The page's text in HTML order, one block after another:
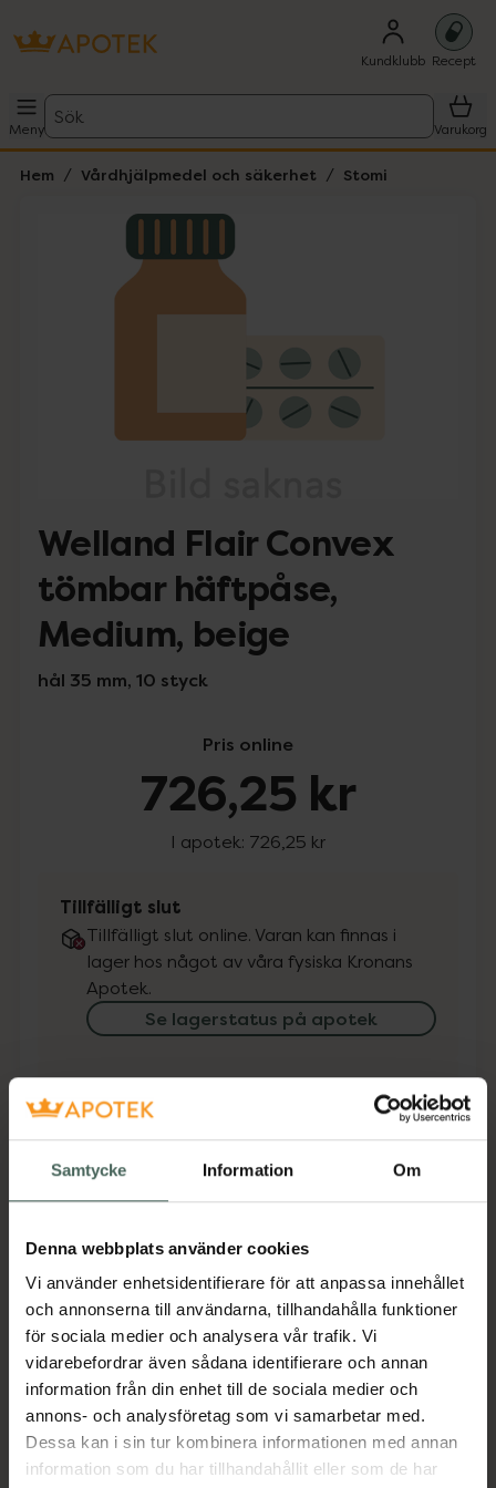
Samtycke Information Om
Denna webbplats använder cookies
Vi använder enhetsidentifierare för att anpassa innehållet
och annonserna till användarna, tillhandahålla funktioner
för sociala medier och analysera vår trafik. Vi
vidarebefordrar även sådana identifierare och annan
information från din enhet till de sociala medier och
annons- och analysföretag som vi samarbetar med.
Dessa kan i sin tur kombinera informationen med annan
information som du har tillhandahållit eller som de har
Kundklubb Recept
Meny
Sök
Varukorg
Hem Vårdhjälpmedel och säkerhet Stomi
Lista: . Innehåller 1 objekt.
Welland Flair Convex
tömbar häftpåse,
Medium, beige
hål 35 mm, 10 styck
Pris online
726,25 kr
I apotek: 726,25 kr
Tillfälligt slut
Tillfälligt slut online. Varan kan finnas i
lager hos något av våra fysiska Kronans
Apotek.
Se lagerstatus på apotek
Få mejl när varan finns i lager online
Jag accepterar villkoren
Spara
Aktuella erbjudanden
Beskrivning Dölj
Jämförpris 72,63 kr/st